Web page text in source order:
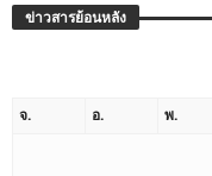
ข่าวสารย้อนหลัง
จ. อ. พ.